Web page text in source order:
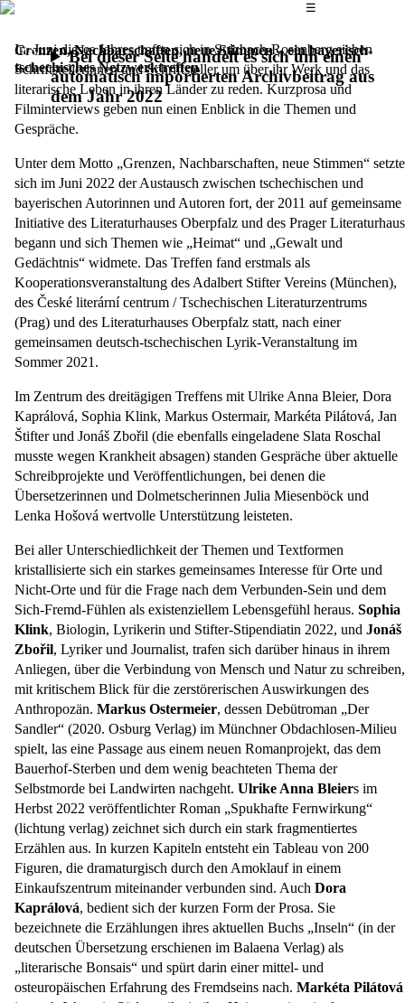
Das
☰
Bei dieser Seite handelt es sich um einen
automatisch importierten Archivbeitrag aus
dem Jahr 2022
Grenzen, Nachbarschaften, neue Stimmen – ein bayerisch-
tschechisches Netzwerktreffen
Im Juni dieses Jahres trafen sich in Sulzbach-Rosenberg sieben
Schriftstellerinnen und Schriftsteller um über ihr Werk und das
literarische Leben in ihren Länder zu reden. Kurzprosa und
Filminterviews geben nun einen Enblick in die Themen und
Gespräche.
Unter dem Motto „Grenzen, Nachbarschaften, neue Stimmen“ setzte
sich im Juni 2022 der Austausch zwischen tschechischen und
bayerischen Autorinnen und Autoren fort, der 2011 auf gemeinsame
Initiative des Literaturhauses Oberpfalz und des Prager Literaturhaus
begann und sich Themen wie „Heimat“ und „Gewalt und
Gedächtnis“ widmete. Das Treffen fand erstmals als
Kooperationsveranstaltung des Adalbert Stifter Vereins (München),
des České literární centrum / Tschechischen Literaturzentrums
(Prag) und des Literaturhauses Oberpfalz statt, nach einer
gemeinsamen deutsch-tschechischen Lyrik-Veranstaltung im
Sommer 2021.
Im Zentrum des dreitägigen Treffens mit Ulrike Anna Bleier, Dora
Kaprálová, Sophia Klink, Markus Ostermair, Markéta Pilátová, Jan
Štifter und Jonáš Zbořil (die ebenfalls eingeladene Slata Roschal
musste wegen Krankheit absagen) standen Gespräche über aktuelle
Schreibprojekte und Veröffentlichungen, bei denen die
Übersetzerinnen und Dolmetscherinnen Julia Miesenböck und
Lenka Hošová wertvolle Unterstützung leisteten.
Bei aller Unterschiedlichkeit der Themen und Textformen
kristallisierte sich ein starkes gemeinsames Interesse für Orte und
Nicht-Orte und für die Frage nach dem Verbunden-Sein und dem
Sich-Fremd-Fühlen als existenziellem Lebensgefühl heraus. Sophia
Klink, Biologin, Lyrikerin und Stifter-Stipendiatin 2022, und Jonáš
Zbořil, Lyriker und Journalist, trafen sich darüber hinaus in ihrem
Anliegen, über die Verbindung von Mensch und Natur zu schreiben,
mit kritischem Blick für die zerstörerischen Auswirkungen des
Anthropozän. Markus Ostermeier, dessen Debütroman „Der
Sandler“ (2020. Osburg Verlag) im Münchner Obdachlosen-Milieu
spielt, las eine Passage aus einem neuen Romanprojekt, das dem
Bauerhof-Sterben und dem wenig beachteten Thema der
Selbstmorde bei Landwirten nachgeht. Ulrike Anna Bleiers im
Herbst 2022 veröffentlichter Roman „Spukhafte Fernwirkung“
(lichtung verlag) zeichnet sich durch ein stark fragmentiertes
Erzählen aus. In kurzen Kapiteln entsteht ein Tableau von 200
Figuren, die dramaturgisch durch den Amoklauf in einem
Einkaufszentrum miteinander verbunden sind. Auch Dora
Kaprálová, bedient sich der kurzen Form der Prosa. Sie
bezeichnete die Erzählungen ihres aktuellen Buchs „Inseln“ (in der
deutschen Übersetzung erschienen im Balaena Verlag) als
„literarische Bonsais“ und spürt darin einer mittel- und
osteuropäischen Erfahrung des Fremdseins nach. Markéta Pilátová